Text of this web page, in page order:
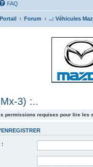
FAQ
Portail Forum ..: Véhicules
3) :..
permissions requises pour lire les
: